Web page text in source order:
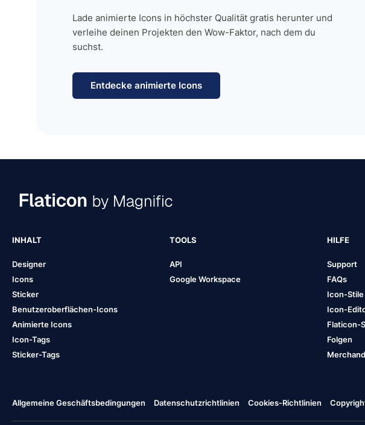
Lade animierte Icons in höchster Qualität gratis herunter und
verleihe deinen Projekten den Wow-Faktor, nach dem du
suchst.
Entdecke animierte Icons
INHALT
Designer
Icons
Sticker
Benutzeroberflächen-Icons
Animierte Icons
Icon-Tags
Sticker-Tags
TOOLS
API
Google Workspace
HILFE
Support
FAQs
Icon-Stile
Icon-
Flaticon-
Folgen
Allgemeine Geschäftsbedingungen Datenschutzrichtlinien Cookies-Richtlinien